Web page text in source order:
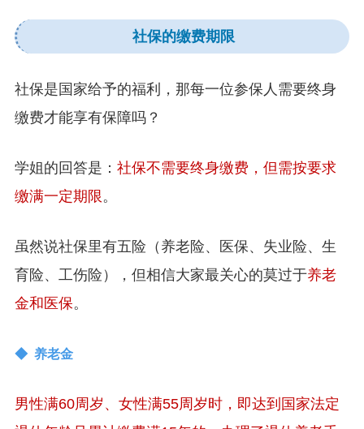
社保的缴费期限
社保是国家给予的福利，那每一位参保人需要终身
缴费才能享有保障吗？
学姐的回答是： 社保不需要终身缴费，但需按要求
缴满一定期限。
虽然说社保里有五险（养老险、医保、失业险、生
育险、工伤险），但相信大家最关心的莫过于养老
金和医保。
◆ 养老金
男性满60周岁、女性满55周岁时，即达到国家法定